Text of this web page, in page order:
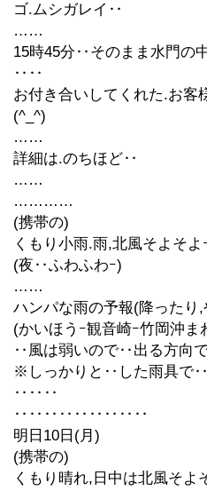
ゴ.ムシガレイ‥
……
15時45分‥そのまま水門の
‥‥
お付き合いしてくれた.お客
(^_^)
……
詳細は.のちほど‥
……
…………
(携帯の)
くもり小雨.雨,北風そよそ
(夜‥ふわふわｰ)
……
ハンパな雨の予報(降った
(かいほうｰ観音崎ｰ竹岡沖
‥風は弱いので‥出る方向
※しっかりと‥した雨具で‥
‥‥‥
‥‥‥‥‥‥‥‥‥
明日10日(月)
(携帯の)
くもり晴れ,日中は北風そよ